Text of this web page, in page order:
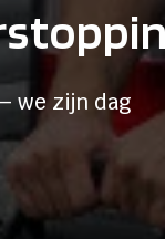
we zijn dag